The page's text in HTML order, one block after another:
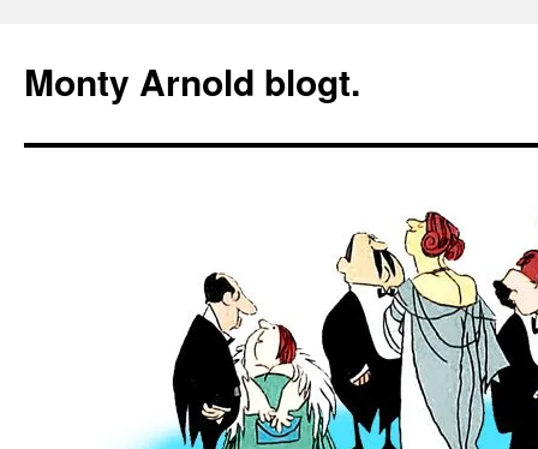
springen
Monty Arnold blogt.